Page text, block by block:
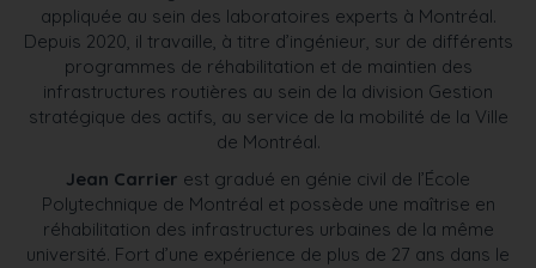
appliquée au sein des laboratoires experts à Montréal.
Depuis 2020, il travaille, à titre d’ingénieur, sur de différents
programmes de réhabilitation et de maintien des
infrastructures routières au sein de la division Gestion
stratégique des actifs, au service de la mobilité de la Ville
de Montréal.
Jean Carrier est gradué en génie civil de l’École
Polytechnique de Montréal et possède une maîtrise en
réhabilitation des infrastructures urbaines de la même
université. Fort d’une expérience de plus de 27 ans dans le